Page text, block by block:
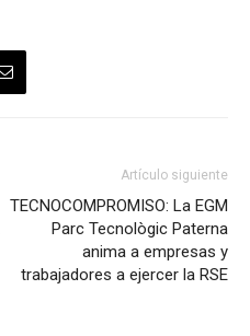
Artículo siguiente
TECNOCOMPROMISO: La EGM
Parc Tecnològic Paterna
anima a empresas y
trabajadores a ejercer la RSE